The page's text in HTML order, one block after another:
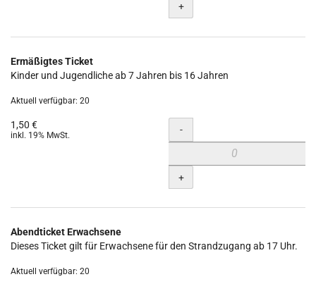
+
Ermäßigtes Ticket
Kinder und Jugendliche ab 7 Jahren bis 16 Jahren
Aktuell verfügbar: 20
1,50 €
inkl. 19% MwSt. Menge
-
+
Abendticket Erwachsene
Dieses Ticket gilt für Erwachsene für den Strandzugang ab 17 Uhr.
Aktuell verfügbar: 20